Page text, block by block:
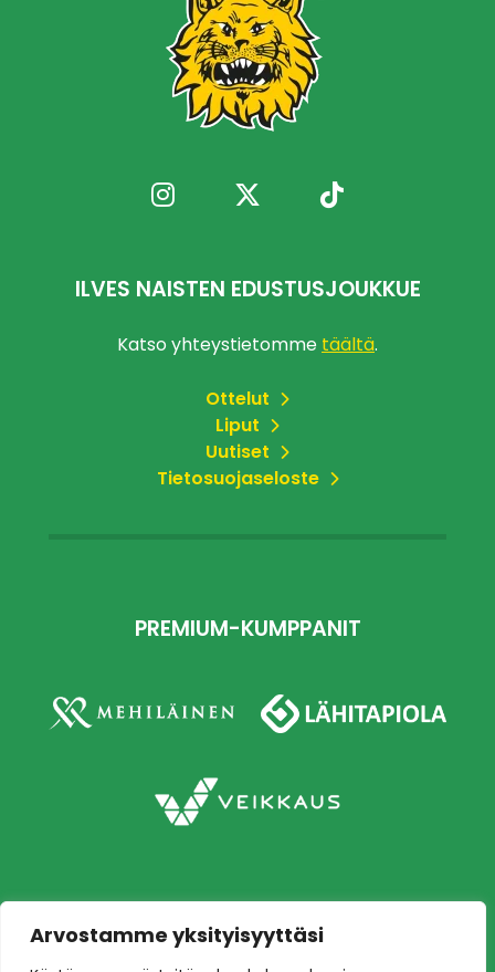
Arvostamme yksityisyyttäsi
ILVES NAISTEN EDUSTUSJOUKKUE
Katso yhteystietomme täältä.
Ottelut
Liput
Uutiset
Tietosuojaseloste
PREMIUM-KUMPPANIT